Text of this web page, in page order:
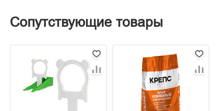
Сопутствующие товары